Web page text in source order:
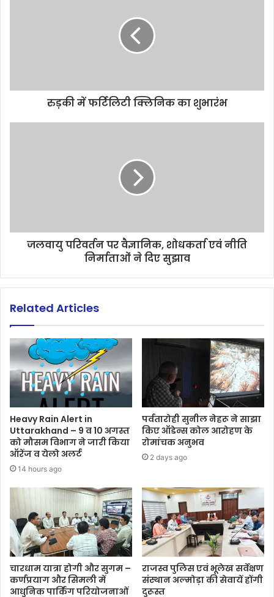
रुड़की में फर्टिलिटी क्लिनिक का शुभारंभ
जलवायु परिवर्तन पर वैज्ञानिक, शोधकर्ता एवं नीति
निर्माताओं ने दिए सुझाव
Related Articles
Heavy Rain Alert in
Uttarakhand – 9 व 10 अगस्त
को मौसम विभाग ने जारी किया
ऑरेंज व येलो अलर्ट
14 hours ago
पर्वतारोही सुनील नेहरू ने साझा
किए ऑडेन्स कोल आरोहण के
रोमांचक अनुभव
2 days ago
चारधाम यात्रा होगी और सुगम –
कर्णप्रयाग और सिमली में
आधुनिक पार्किंग परियोजनाओं
राजस्व पुलिस एवं भूलेख सर्वेक्षण
संस्थान अल्मोड़ा की सेवायें होंगी
दुरूस्त